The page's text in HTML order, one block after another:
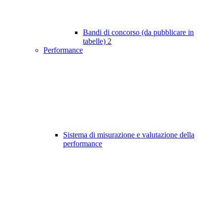
Bandi di concorso (da pubblicare in
tabelle) 2
Performance
Sistema di misurazione e valutazione della
performance